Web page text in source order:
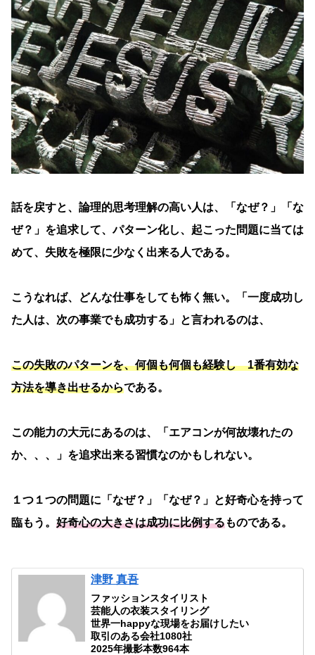
話を戻すと、論理的思考理解の高い人は、「なぜ？」「な
ぜ？」を追求して、パターン化し、起こった問題に当ては
めて、失敗を極限に少なく出来る人である。
こうなれば、どんな仕事をしても怖く無い。「一度成功し
た人は、次の事業でも成功する」と言われるのは、
この失敗のパターンを、何個も何個も経験し 1番有効な
方法を導き出せるからである。
この能力の大元にあるのは、「エアコンが何故壊れたの
か、、、」を追求出来る習慣なのかもしれない。
１つ１つの問題に「なぜ？」「なぜ？」と好奇心を持って
臨もう。 好奇心の大きさは成功に比例するものである。
津野 真吾
ファッションスタイリスト
芸能人の衣装スタイリング
世界一happyな現場をお届けしたい
取引のある会社1080社
2025年撮影本数964本